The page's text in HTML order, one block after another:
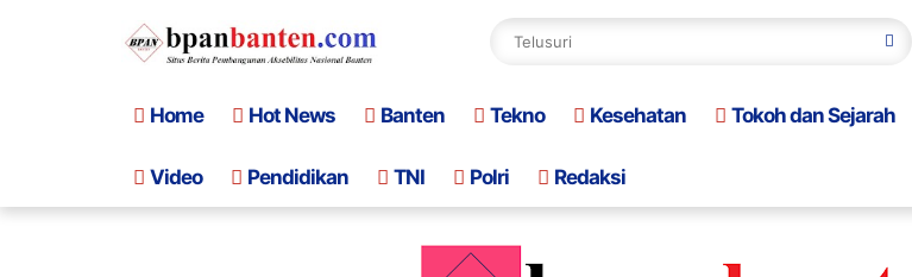
Home Hot News Banten Tekno Kesehatan Tokoh dan Sejarah
Video Pendidikan TNI Polri Redaksi